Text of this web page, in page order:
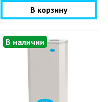
В корзину
В наличии